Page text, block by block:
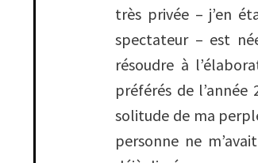
très privée – j’en
spectateur – est
résoudre à
préférés de l’année
solitude de ma
personne ne